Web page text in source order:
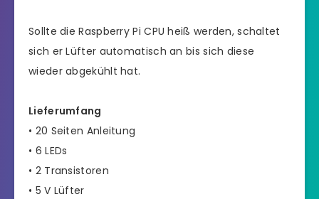
Sollte die Raspberry Pi CPU heiß werden, schaltet
sich er Lüfter automatisch an bis sich diese
wieder abgekühlt hat.
Lieferumfang
• 20 Seiten Anleitung
• 6 LEDs
• 2 Transistoren
• 5 V Lüfter